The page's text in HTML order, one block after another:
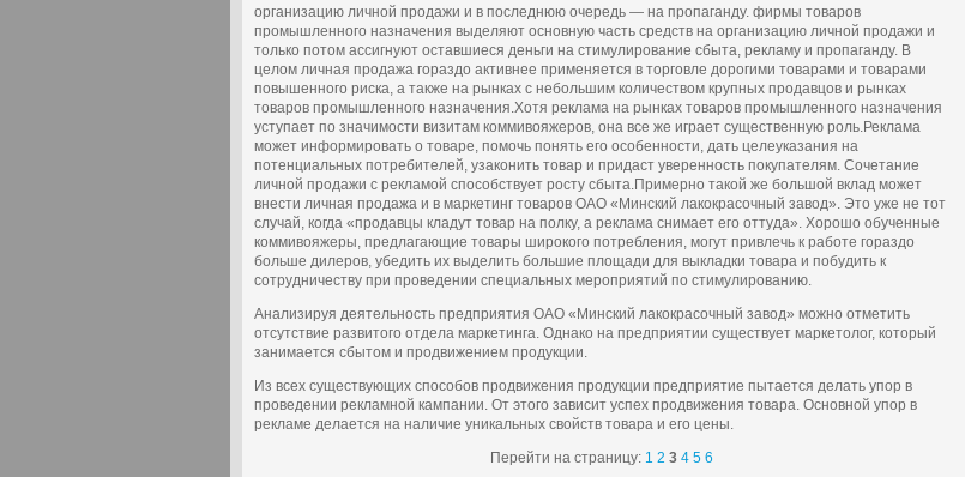
организацию личной продажи и в последнюю очередь — на пропаганду. фирмы товаров
промышленного назначения выделяют основную часть средств на организацию личной продажи и
только потом ассигнуют оставшиеся деньги на стимулирование сбыта, рекламу и пропаганду. В
целом личная продажа гораздо активнее применяется в торговле дорогими товарами и товарами
повышенного риска, а также на рынках с небольшим количеством крупных продавцов и рынках
товаров промышленного назначения.Хотя реклама на рынках товаров промышленного назначения
уступает по значимости визитам коммивояжеров, она все же играет существенную роль.Реклама
может информировать о товаре, помочь понять его особенности, дать целеуказания на
потенциальных потребителей, узаконить товар и придаст уверенность покупателям. Сочетание
личной продажи с рекламой способствует росту сбыта.Примерно такой же большой вклад может
внести личная продажа и в маркетинг товаров ОАО «Минский лакокрасочный завод». Это уже не тот
случай, когда «продавцы кладут товар на полку, а реклама снимает его оттуда». Хорошо обученные
коммивояжеры, предлагающие товары широкого потребления, могут привлечь к работе гораздо
больше дилеров, убедить их выделить большие площади для выкладки товара и побудить к
сотрудничеству при проведении специальных мероприятий по стимулированию.
Анализируя деятельность предприятия ОАО «Минский лакокрасочный завод» можно отметить
отсутствие развитого отдела маркетинга. Однако на предприятии существует маркетолог, который
занимается сбытом и продвижением продукции.
Из всех существующих способов продвижения продукции предприятие пытается делать упор в
проведении рекламной кампании. От этого зависит успех продвижения товара. Основной упор в
рекламе делается на наличие уникальных свойств товара и его цены.
Перейти на страницу: 1 2 3 4 5 6